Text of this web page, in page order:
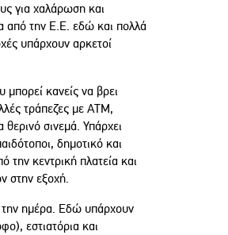
για χαλάρωση και
από την Ε.Ε. εδώ και πολλά
υπάρχουν αρκετοί
κανείς να βρει
τράπεζες με ATM,
σινεμά. Υπάρχει
δημοτικό και
την κεντρική πλατεία και
στην εξοχή.
την ημέρα. Εδώ υπάρχουν
εστιατόρια και